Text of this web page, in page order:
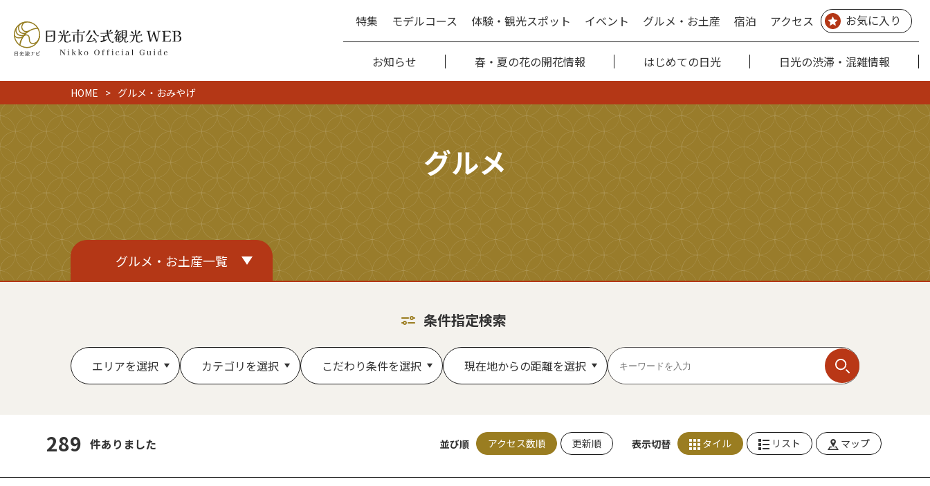
特集 モデルコース 体験・観光スポット イベント グルメ・お土産 宿泊 アクセス お気に入り
お知らせ 春・夏の花の開花情報 はじめての日光 日光の渋滞・混雑情報
HOME グルメ・おみやげ
グルメ
グルメ・お土産一覧
条件指定検索
エリアを選択 カテゴリを選択 こだわり条件を選択 現在地からの距離を選択
289 件ありました 並び順 アクセス数順 更新順 表示切替 タイル リスト マップ